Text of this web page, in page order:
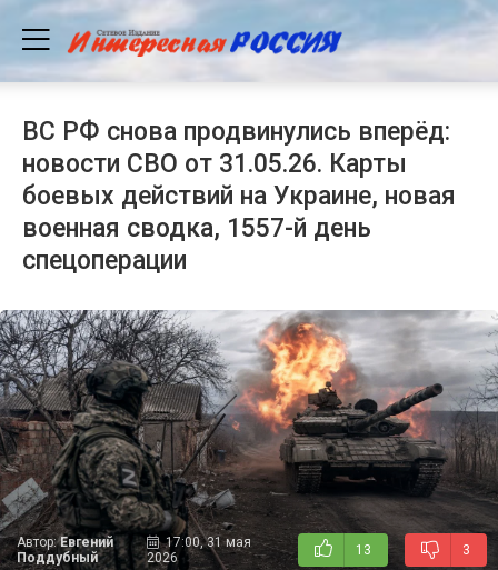
ВС РФ снова продвинулись вперёд:
новости СВО от 31.05.26. Карты
боевых действий на Украине, новая
военная сводка, 1557-й день
спецоперации
Автор:Евгений
Поддубный
17:00, 31 мая
2026
13 3